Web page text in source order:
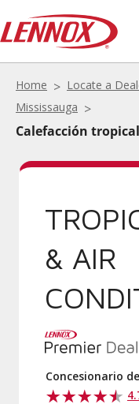
Home Locate a
Mississauga
Calefacción
& AIR
Concesionario